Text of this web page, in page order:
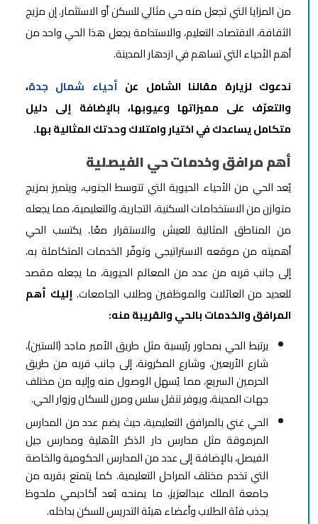
من المزايا التي تجعل منه حي مثالي للسكن أو الاستثمار. إن مزيج
الثقافة، الاقتصاد، التعليم، والاستدامة يجعل هذا الحي واحد من
أهم الأحياء التي تساهم في ازدهار المدينة.
ندعوك لزيارة مقالنا الشامل عن أحياء شمال جدة،
والتعرّف على مميزاتها وعيوبها، بالإضافة إلى دليل
متكامل يساعدك في اختيار وامتلاك وحدتك المثالية بها.
أهم مرافق وخدمات حي الفيصلية
يُعد الحي من الأحياء الحيوية التي تتوسط الجنوب، ويتميز بمزيج
متوازن من الاستخدامات السكنية، التجارية، والتعليمية، مما يجعله
من المناطق المثالية للعيش والاستقرار معًا. يكتسب الحي
أهميته من موقعه الاستراتيجي وتوفّر الخدمات المتكاملة به،
إلى جانب قربه من عدد من المعالم الحيوية، ما يجعله مقصد
للعديد من العائلات والموظفين وطلاب الجامعات. إليك أهم
المرافق والخدمات بالحي والقريبة منه:
يرتبط الحي بمحاور رئيسية مثل طريق الأمير ماجد (الستين)،
شارع الأربعين، وشارع المكرونة، إلى جانب قربه من طريق
الحرمين السريع، مما يُسهل الوصول منه وإليه من مختلف
جهات المدينة، ويوفر تنقل سلس ومرن للسكان وزوار الحي.
الحي غني بالمرافق التعليمية، حيث يضم عدد من المدارس
المرموقة مثل مدارس دار الذكر الأهلية ومدارس جيل
الفيصل، بالإضافة إلى عدد من المدارس الحكومية والخاصة
التي تخدم مختلف المراحل التعليمية. كما يتمتع بقربه من
جامعة الملك عبدالعزيز، ما يمنحه بُعد أكاديمي ملحوظ
يجذب فئة الطلاب وأعضاء هيئة التدريس للسكن بداخله.